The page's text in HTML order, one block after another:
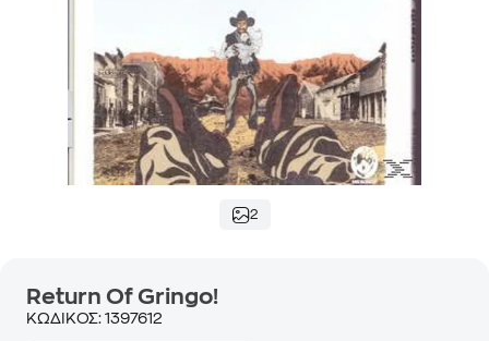
2
Return Of Gringo!
ΚΩΔΙΚΟΣ: 1397612